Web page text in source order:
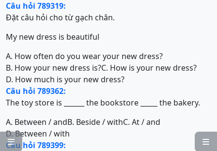


Câu hỏi 789319:
Đặt câu hỏi cho từ gạch chân.
My new dress is beautiful
A. How often do you wear your new dress?
B. How your new dress is?C. How is your new dress?
D. How much is your new dress?
Câu hỏi 789362:
The toy store is ______ the bookstore _____ the bakery.
A. Between / andB. Beside / withC. At / and
D. Between / with
Câu hỏi 789399: